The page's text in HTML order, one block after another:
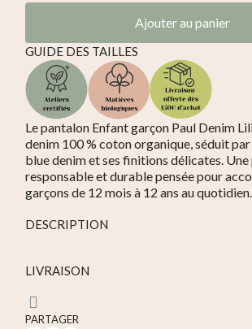
Ajouter au panier
GUIDE DES TAILLES
Le pantalon Enfant garçon Paul Denim
denim 100 % coton organique, séduit
blue denim et ses finitions délicates. Une
responsable et durable pensée pour
garçons de 12 mois à 12 ans au quotidien.
DESCRIPTION
LIVRAISON
PARTAGER